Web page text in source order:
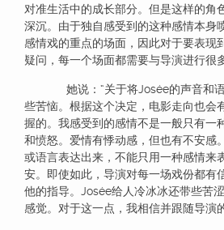
对准生活中的成长部分。但是这样的角
深沉。由于独自感受到的这种感情本身
感情戏的重点的场面，因此对于要表现
疑问，每一个场面都需要与导演进行很
她说：“关于将Josée的声音和
些苦恼。根据这个决定，电影走向也会
握的。我感受到的感情不是一般只有一
和愤怒。爱情有悸动感，但也有不安感
或语言表达出来，不能只用一种感情来
安。即使如此，导演对每一场戏份都有
他的指导。Josée给人冷冰冰还带些苦
感觉。对于这一点，我相信并跟随导演